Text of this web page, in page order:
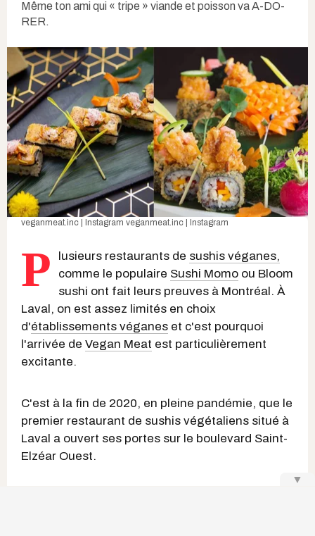
Même ton ami qui « tripe » viande et poisson va A-DO-
RER.
veganmeat.inc | Instagram veganmeat.inc | Instagram
P lusieurs restaurants de sushis véganes,
comme le populaire Sushi Momo ou Bloom
sushi ont fait leurs preuves à Montréal. À
Laval, on est assez limités en choix
d'établissements véganes et c'est pourquoi
l'arrivée de Vegan Meat est particulièrement
excitante.
C'est à la fin de 2020, en pleine pandémie, que le
premier restaurant de sushis végétaliens situé à
Laval a ouvert ses portes sur le boulevard Saint-
Elzéar Ouest.
▼